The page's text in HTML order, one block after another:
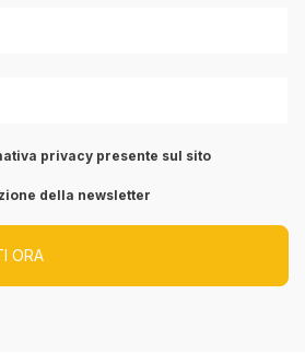
privacy presente sul sito
della newsletter